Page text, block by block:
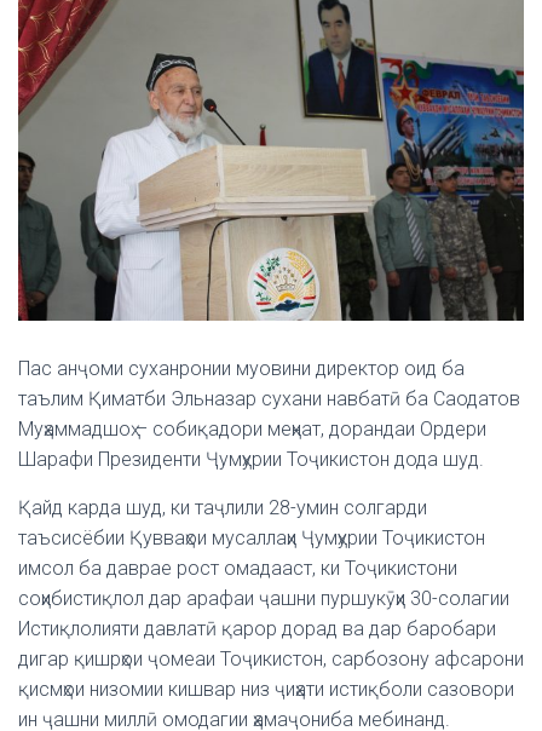
Пас анҷоми суханронии муовини директор оид ба
таълим Қиматби Эльназар сухани навбатӣ ба Саодатов
Муҳаммадшоҳ – собиқадори меҳнат, дорандаи Ордери
Шарафи Президенти Ҷумҳурии Тоҷикистон дода шуд.
Қайд карда шуд, ки таҷлили 28-умин солгарди
таъсисёбии Қувваҳои мусаллаҳи Ҷумҳурии Тоҷикистон
имсол ба даврае рост омадааст, ки Тоҷикистони
соҳибистиқлол дар арафаи ҷашни пуршукӯҳи 30-солагии
Истиқлолияти давлатӣ қарор дорад ва дар баробари
дигар қишрҳои ҷомеаи Тоҷикистон, сарбозону афсарони
қисмҳои низомии кишвар низ ҷиҳати истиқболи сазовори
ин ҷашни миллӣ омодагии ҳамаҷониба мебинанд.